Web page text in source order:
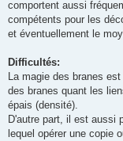
comportent aussi
compétents pour les
et éventuellement le
Difficultés:
La magie des branes
des branes quant les
épais (densité).
D'autre part, il est aussi
lequel opérer une copie